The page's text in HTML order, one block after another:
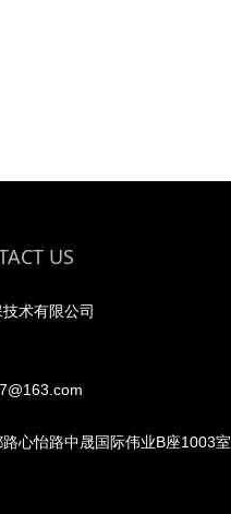
US
术有限公司
心怡路中晟国际伟业B座1003室